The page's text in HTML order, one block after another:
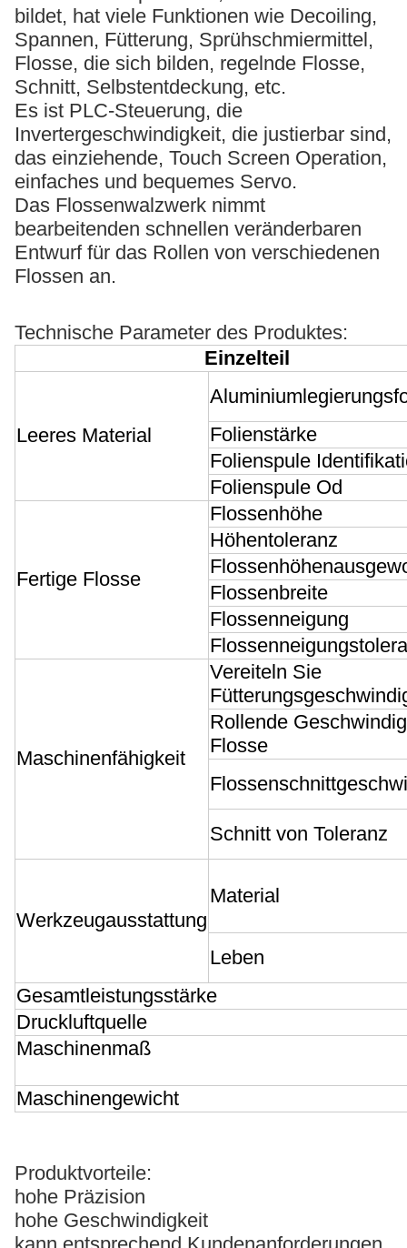
bildet, hat viele Funktionen wie Decoiling,
Spannen, Fütterung, Sprühschmiermittel,
Flosse, die sich bilden, regelnde Flosse,
Schnitt, Selbstentdeckung, etc.
Es ist PLC-Steuerung, die
Invertergeschwindigkeit, die justierbar sind,
das einziehende, Touch Screen Operation,
einfaches und bequemes Servo.
Das Flossenwalzwerk nimmt
bearbeitenden schnellen veränderbaren
Entwurf für das Rollen von verschiedenen
Flossen an.
Technische Parameter des Produktes:
Einzelteil
Leeres Material
Folienstärke
Folienspule
Folienspule Od
Fertige Flosse
Flossenhöhe
Höhentoleranz
Flossenbreite
Flossenneigung
Maschinenfähigkeit
Vereiteln Sie
Rollende
Flosse
Schnitt von Toleranz
Werkzeugausstattung
Material
Leben
Gesamtleistungsstärke
Druckluftquelle
Maschinenmaß
Maschinengewicht
Produktvorteile:
hohe Präzision
hohe Geschwindigkeit